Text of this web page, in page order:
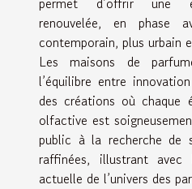
renouvelée, en
contemporain, plus urbain
Les maisons de
l’équilibre entre
des créations où chaque
olfactive est
public à la recherche de
raffinées, illustrant
actuelle de l’univers des